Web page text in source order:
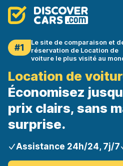
#1
Le site de comparaison et
réservation de Location de
voiture le plus visité au
Location de
Économisez
prix clairs, sans
surprise.
Assistance 24h/24, 7j/7